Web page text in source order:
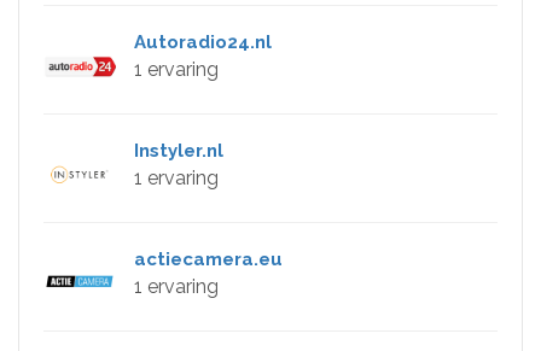
Autoradio24.nl
1 ervaring
Instyler.nl
1 ervaring
actiecamera.eu
1 ervaring